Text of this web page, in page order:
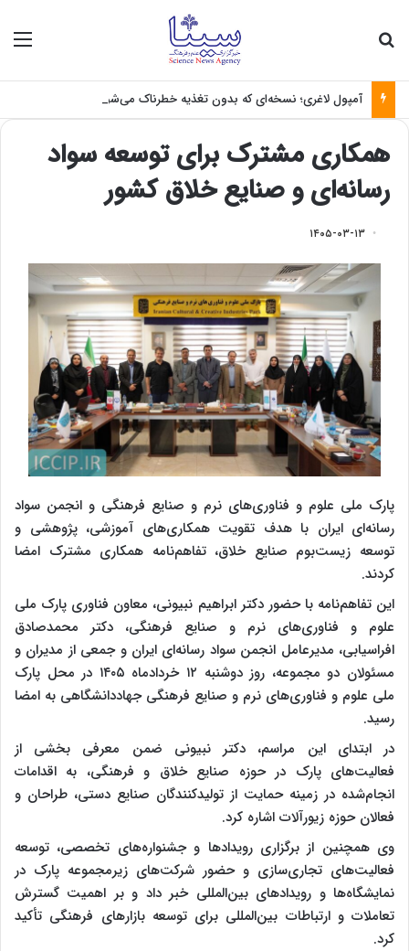
آمپول لاغری؛ نسخه‌ای که بدون تغذیه خطرناک می‌شود
همکاری مشترک برای توسعه سواد
رسانه‌ای و صنایع خلاق کشور
۱۴۰۵-۰۳-۱۳
پارک ملی علوم و فناوری‌های نرم و صنایع فرهنگی و انجمن سواد
رسانه‌ای ایران با هدف تقویت همکاری‌های آموزشی، پژوهشی و
توسعه زیست‌بوم صنایع خلاق، تفاهم‌نامه همکاری مشترک امضا
کردند.
این تفاهم‌نامه با حضور دکتر ابراهیم نبیونی، معاون فناوری پارک ملی
علوم و فناوری‌های نرم و صنایع فرهنگی، دکتر محمدصادق
افراسیابی، مدیرعامل انجمن سواد رسانه‌ای ایران و جمعی از مدیران و
مسئولان دو مجموعه، روز دوشنبه ۱۲ خردادماه ۱۴۰۵ در محل پارک
ملی علوم و فناوری‌های نرم و صنایع فرهنگی جهاددانشگاهی به امضا
رسید.
در ابتدای این مراسم، دکتر نبیونی ضمن معرفی بخشی از
فعالیت‌های پارک در حوزه صنایع خلاق و فرهنگی، به اقدامات
انجام‌شده در زمینه حمایت از تولیدکنندگان صنایع دستی، طراحان و
فعالان حوزه زیورآلات اشاره کرد.
وی همچنین از برگزاری رویدادها و جشنواره‌های تخصصی، توسعه
فعالیت‌های تجاری‌سازی و حضور شرکت‌های زیرمجموعه پارک در
نمایشگاه‌ها و رویدادهای بین‌المللی خبر داد و بر اهمیت گسترش
تعاملات و ارتباطات بین‌المللی برای توسعه بازارهای فرهنگی تأکید
کرد.